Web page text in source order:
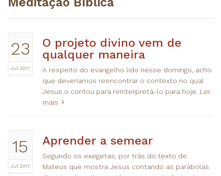
23
Jul 2017
O projeto divino vem de
qualquer maneira
A respeito do evangelho lido nesse domingo, acho
que deveríamos reencontrar o contexto no qual
Jesus o contou para reinterpretá-lo para hoje. Ler
mais
15
Jul 2017
Aprender a semear
Segundo os exegetas, por trás do texto de
Mateus que mostra Jesus contando as parábolas